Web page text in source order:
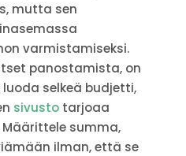
mutta sen
varmistamiseksi.
panostamista, on
selkeä budjetti,
sivustotarjoaa
summa,
ilman, että se